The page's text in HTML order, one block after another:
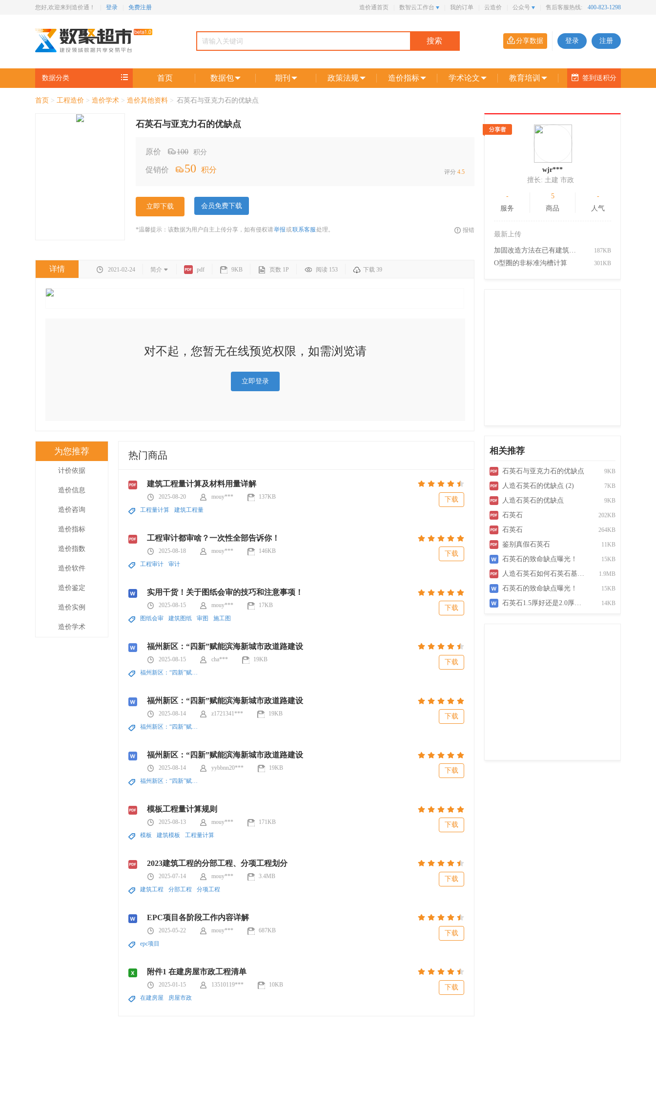
您好,欢迎来到造价通！ 登录 免费注册 造价通首页 数智云工作台 我的订单 云造价 公众号 售后客服热线: 400-823-1298
搜索 登录 注册
分享数据
数据分类 首页 数据包 期刊 政策法规 造价指标 学术论文 教育培训 签到送积分
首页 > 工程造价 > 造价学术 > 造价其他资料 > 石英石与亚克力石的优缺点
石英石与亚克力石的优缺点
原价 100 积分
促销价 50 评分 4.5
积分
立即下载 会员免费下载
*温馨提示：该数据为用户自主上传分享，如有侵权请举报或联系客服处理。 报错
详情 2021-02-24 简介 pdf 9KB 页数 1P 阅读 153 下载 39
对不起，您暂无在线预览权限，如需浏览请
立即登录
为您推荐
计价依据
造价信息
造价咨询
造价指标
造价指数
造价软件
造价鉴定
造价实例
造价学术
热门商品
建筑工程量计算及材料用量详解
2025-08-20 mouy*** 137KB 下载
工程量计算 建筑工程量
工程审计都审啥？一次性全部告诉你！
2025-08-18 mouy*** 146KB 下载
工程审计 审计
实用干货！关于图纸会审的技巧和注意事项！
2025-08-15 mouy*** 17KB 下载
图纸会审 建筑图纸 审图 施工图
福州新区：“四新”赋能滨海新城市政道路建设
2025-08-15 cha*** 19KB 下载
福州新区：“四新”赋能滨海新城市政道路建设
福州新区：“四新”赋能滨海新城市政道路建设
2025-08-14 z1721341*** 19KB 下载
福州新区：“四新”赋能滨海新城市政道路建设
福州新区：“四新”赋能滨海新城市政道路建设
2025-08-14 yybbnn20*** 19KB 下载
福州新区：“四新”赋能滨海新城市政道路建设
模板工程量计算规则
2025-08-13 mouy*** 171KB 下载
模板 建筑模板 工程量计算
2023建筑工程的分部工程、分项工程划分
2025-07-14 mouy*** 3.4MB 下载
建筑工程 分部工程 分项工程
EPC项目各阶段工作内容详解
2025-05-22 mouy*** 687KB 下载
epc项目
附件1 在建房屋市政工程清单
2025-01-15 13510119*** 10KB 下载
在建房屋 房屋市政
wjr***
擅长: 土建 市政
-
服务
5
商品
-
人气
最新上传
加固改造方法在已有建筑中的应用 187KB
O型圈的非标准沟槽计算 301KB
相关推荐
石英石与亚克力石的优缺点 9KB
人造石英石的优缺点 (2) 7KB
人造石英石的优缺点 9KB
石英石 202KB
石英石 264KB
鉴别真假石英石 11KB
石英石的致命缺点曝光！ 15KB
人造石英石如何石英石基本知识介绍 1.9MB
石英石的致命缺点曝光！ 15KB
石英石1.5厚好还是2.0厚好？ 14KB